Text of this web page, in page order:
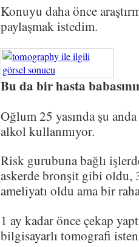
Konuyu daha önce
paylaşmak istedim.
Bu da bir hasta
Oğlum 25 yasında şu
alkol kullanmıyor.
Risk gurubuna bağlı
askerde bronşit gibi oldu,
ameliyatı oldu ama bir
1 ay kadar önce çekap
bilgisayarlı tomografi